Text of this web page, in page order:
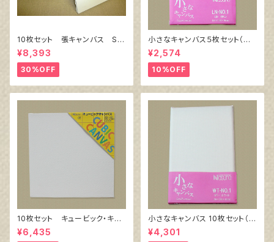
10枚セット 張キャンバス Sn
owWhite SPC（綿・ポリエステ
ル）F6 410㎜×318㎜
¥8,393
30%OFF
小さなキャンバス５枚セット（麻
キャンバス裏面張り）
¥2,574
10%OFF
10枚セット キュービック・キャ
ンバス白（縦150㎜×横150㎜×
厚38㎜）
¥6,435
小さなキャンバス 10枚セット（ホ
ワイト塗りキャンバス張り）
¥4,301